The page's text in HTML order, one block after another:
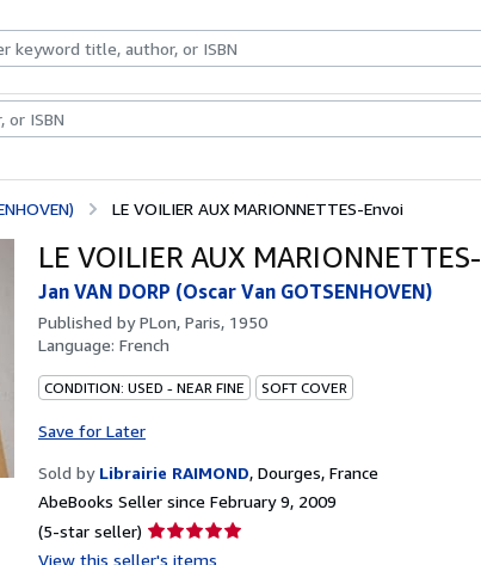
Art & Collectibles
LE VOILIER AUX MARIONNETTES-Envoi
LE VOILIER AUX
Jan VAN DORP (Oscar Van GOTSENHOVEN)
Published byPLon, Paris, 1950
Language: French
CONDITION: USED - NEAR FINE SOFT COVER
Save for Later
Sold by Librairie RAIMOND, Dourges, France
AbeBooks Seller since February 9, 2009
(5-star seller) Seller
rating
View this seller's items